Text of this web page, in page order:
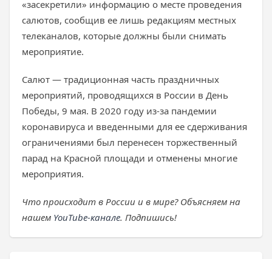
«засекретили» информацию о месте проведения
салютов, сообщив ее лишь редакциям местных
телеканалов, которые должны были снимать
мероприятие.
Салют — традиционная часть праздничных
мероприятий, проводящихся в России в День
Победы, 9 мая. В 2020 году из-за пандемии
коронавируса и введенными для ее сдерживания
ограничениями был перенесен торжественный
парад на Красной площади и отменены многие
мероприятия.
Что происходит в России и в мире? Объясняем на
нашем YouTube-канале. Подпишись!